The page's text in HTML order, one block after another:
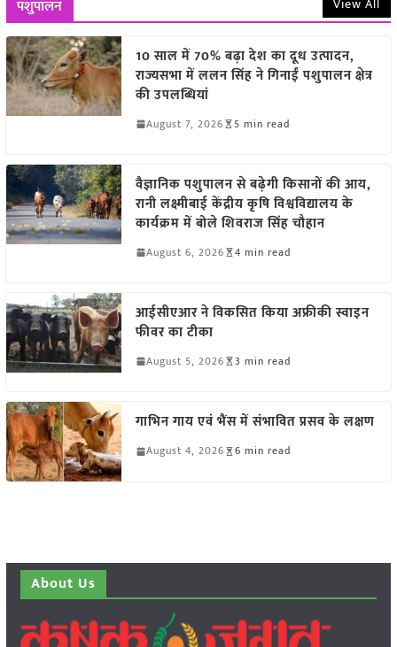
पशुपालन
10 साल में 70% बढ़ा देश का दूध उत्पादन,
राज्यसभा में ललन सिंह ने गिनाईं पशुपालन क्षेत्र
की उपलब्धियां
August 7, 2026 5 min read
वैज्ञानिक पशुपालन से बढ़ेगी किसानों की आय,
रानी लक्ष्मीबाई केंद्रीय कृषि विश्वविद्यालय के
कार्यक्रम में बोले शिवराज सिंह चौहान
August 6, 2026 4 min read
आईसीएआर ने विकसित किया अफ्रीकी स्वाइन
फीवर का टीका
August 5, 2026 3 min read
गाभिन गाय एवं भैंस में संभावित प्रसव के लक्षण
August 4, 2026 6 min read
About Us